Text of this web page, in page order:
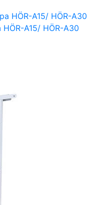
А15/ HÖR-А30